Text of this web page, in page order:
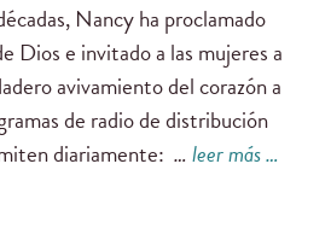
Nancy ha proclamado
Dios e invitado a las mujeres a
avivamiento del corazón a
de radio de distribución
diariamente: …leer más …